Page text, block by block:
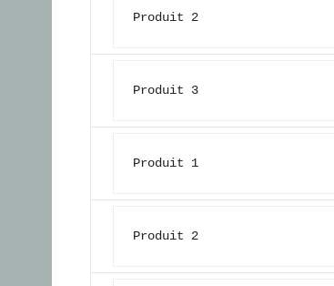
Produit 2
Produit 3
Produit 1
Produit 2